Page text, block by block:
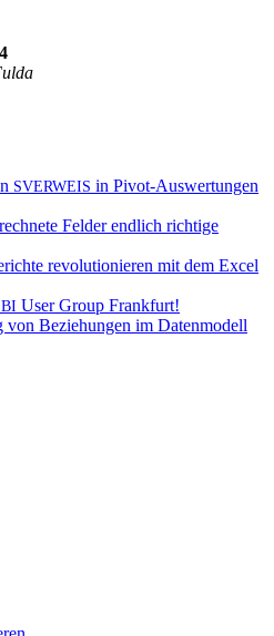
SVERWEIS in Pivot-Auswertungen
Felder endlich richtige
revolutionieren mit dem Excel
BI User Group Frankfurt!
von Beziehungen im Datenmodell